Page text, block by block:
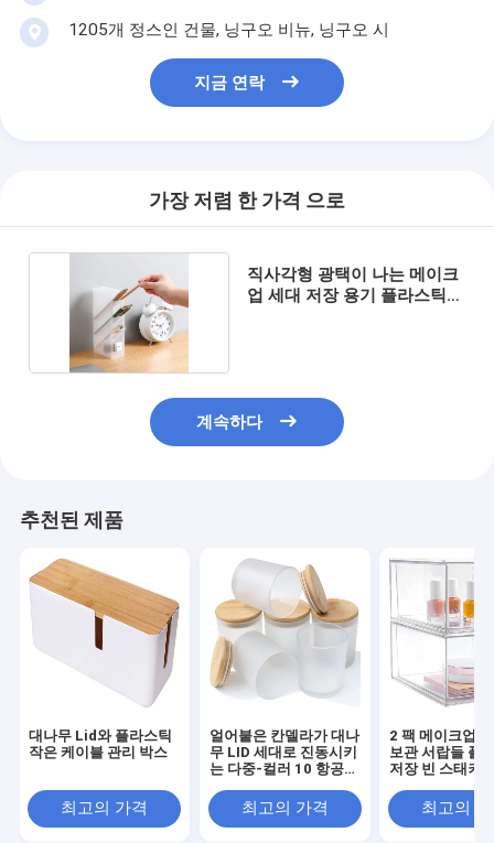
1205개 정스인 건물, 닝구오 비뉴, 닝구오 시
지금 연락
가장 저렴 한 가격 으로
직사각형 광택이 나는 메이크
업 세대 저장 용기 플라스틱
계속하다
추천된 제품
대나무 Lid와 플라스틱
작은 케이블 관리 박스
최고의 가격
얼어붙은 칸델라가 대나
무 LID 세대로 진동시키
는 다중-컬러 10 항공
최고의 가격
2 팩 메이크업
보관 서랍들 플
저장 빈 스태커
최고의